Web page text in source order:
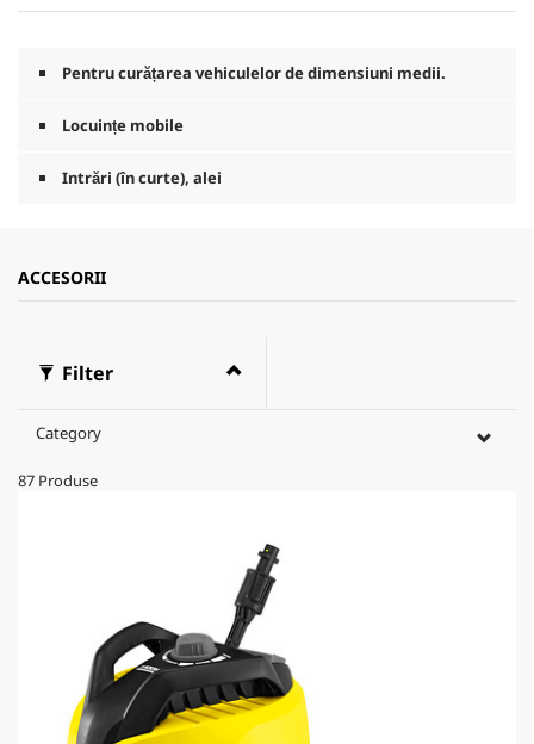
Pentru curățarea vehiculelor de dimensiuni medii.
Locuințe mobile
Intrări (în curte), alei
ACCESORII
Filter
Category
87 Produse